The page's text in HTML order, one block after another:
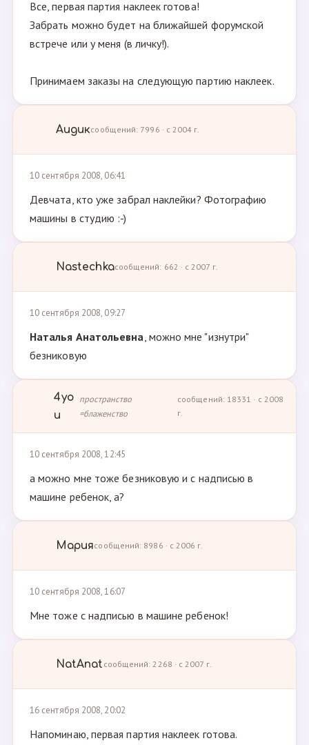
Все, первая партия наклеек готова!
Забрать можно будет на ближайшей форумской
встрече или у меня (в личку!).
Принимаем заказы на следующую партию наклеек.
Аидиксообщений: 7996 · с 2004 г.
10 сентября 2008, 06:41
Девчата, кто уже забрал наклейки? Фотографию
машины в студию :-)
Nastechkaсообщений: 662 · с 2007 г.
10 сентября 2008, 09:27
Наталья Анатольевна, можно мне "изнутри"
безниковую
4yo
u
пространство
=блаженство
сообщений: 18331 · с 2008
г.
10 сентября 2008, 12:45
а можно мне тоже безниковую и с надписью в
машине ребенок, а?
Мариясообщений: 8986 · с 2006 г.
10 сентября 2008, 16:07
Мне тоже с надписью в машине ребенок!
NatAnat сообщений: 2268 · с 2007 г.
16 сентября 2008, 20:02
Напоминаю, первая партия наклеек готова.